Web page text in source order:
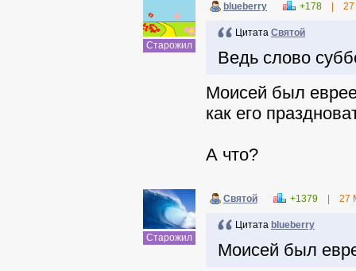
Старожил
blueberry +178
Цитата Святой
Ведь слово
Моисей был
как его
А что?
Старожил
Святой +1379 27
Цитата blueberry
Моисей был